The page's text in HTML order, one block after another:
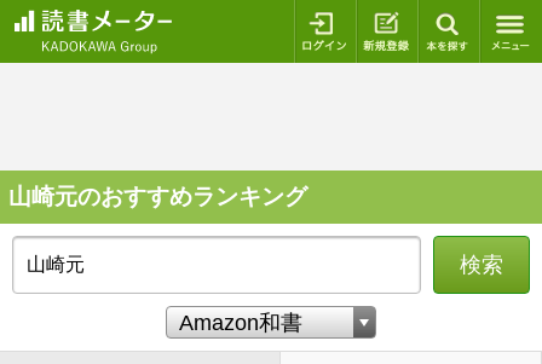
ログイン 新規登録
山崎元のおすすめランキング
検索